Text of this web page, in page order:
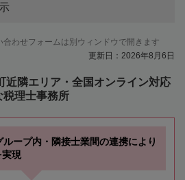
わせフォームは別ウィンドウで開きます
更新日：2026年8月6日
近隣エリア・全国オンライン対応
税理士事務所
ループ内・隣接士業間の連携により
実現